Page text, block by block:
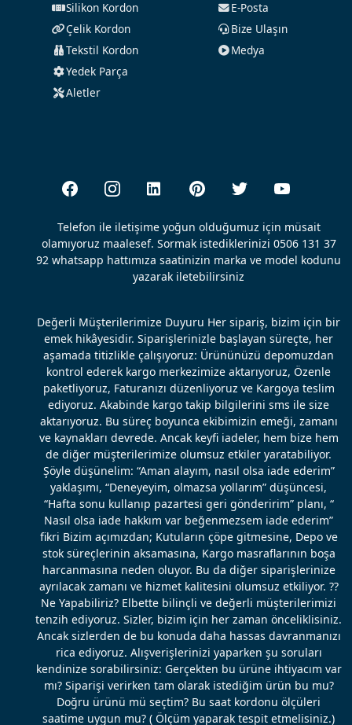
Silikon Kordon
Çelik Kordon
Tekstil Kordon
Yedek Parça
Aletler
E-Posta
Bize Ulaşın
Medya
Telefon ile iletişime yoğun olduğumuz için müsait
olamıyoruz maalesef. Sormak istediklerinizi 0506 131 37
92 whatsapp hattımıza saatinizin marka ve model kodunu
yazarak iletebilirsiniz
Değerli Müşterilerimize Duyuru Her sipariş, bizim için bir
emek hikâyesidir. Siparişlerinizle başlayan süreçte, her
aşamada titizlikle çalışıyoruz: Ürününüzü depomuzdan
kontrol ederek kargo merkezimize aktarıyoruz, Özenle
paketliyoruz, Faturanızı düzenliyoruz ve Kargoya teslim
ediyoruz. Akabinde kargo takip bilgilerini sms ile size
aktarıyoruz. Bu süreç boyunca ekibimizin emeği, zamanı
ve kaynakları devrede. Ancak keyfi iadeler, hem bize hem
de diğer müşterilerimize olumsuz etkiler yaratabiliyor.
Şöyle düşünelim: “Aman alayım, nasıl olsa iade ederim”
yaklaşımı, “Deneyeyim, olmazsa yollarım” düşüncesi,
“Hafta sonu kullanıp pazartesi geri gönderirim” planı, “
Nasıl olsa iade hakkım var beğenmezsem iade ederim”
fikri Bizim açımızdan; Kutuların çöpe gitmesine, Depo ve
stok süreçlerinin aksamasına, Kargo masraflarının boşa
harcanmasına neden oluyor. Bu da diğer siparişlerinize
ayrılacak zamanı ve hizmet kalitesini olumsuz etkiliyor. ??
Ne Yapabiliriz? Elbette bilinçli ve değerli müşterilerimizi
tenzih ediyoruz. Sizler, bizim için her zaman önceliklisiniz.
Ancak sizlerden de bu konuda daha hassas davranmanızı
rica ediyoruz. Alışverişlerinizi yaparken şu soruları
kendinize sorabilirsiniz: Gerçekten bu ürüne ihtiyacım var
mı? Siparişi verirken tam olarak istediğim ürün bu mu?
Doğru ürünü mü seçtim? Bu saat kordonu ölçüleri
saatime uygun mu? ( Ölçüm yaparak tespit etmelisiniz.)